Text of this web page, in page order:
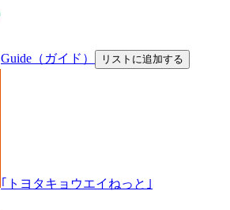
Guide（ガイド） リストに追加する
｢トヨタキョウエイねっと｣